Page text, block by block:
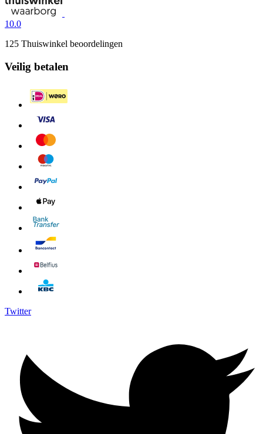
10.0
125 Thuiswinkel beoordelingen
Veilig betalen
Twitter